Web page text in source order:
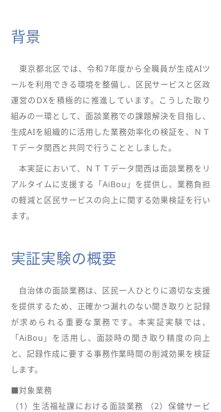
背景
東京都北区では、令和7年度から全職員が生成AIツ
ールを利用できる環境を整備し、区民サービスと区政
運営のDXを積極的に推進しています。こうした取り
組みの一環として、面談業務での課題解決を目指し、
生成AIを組織的に活用した業務効率化の検証を、ＮＴ
Ｔデータ関西と共同で行うこととしました。
本実証において、ＮＴＴデータ関西は面談業務をリ
アルタイムに支援する「AiBou」を提供し、業務負担
の軽減と区民サービスの向上に関する効果検証を行い
ます。
実証実験の概要
自治体の面談業務は、区民一人ひとりに適切な支援
を提供するため、正確かつ漏れのない聞き取りと記録
が求められる重要な業務です。本実証実験では、
「AiBou」を活用し、面談時の聞き取り精度の向上
と、記録作成に要する事務作業時間の削減効果を検証
します。
■対象業務
（1）生活福祉課における面談業務 （2）保健サービ